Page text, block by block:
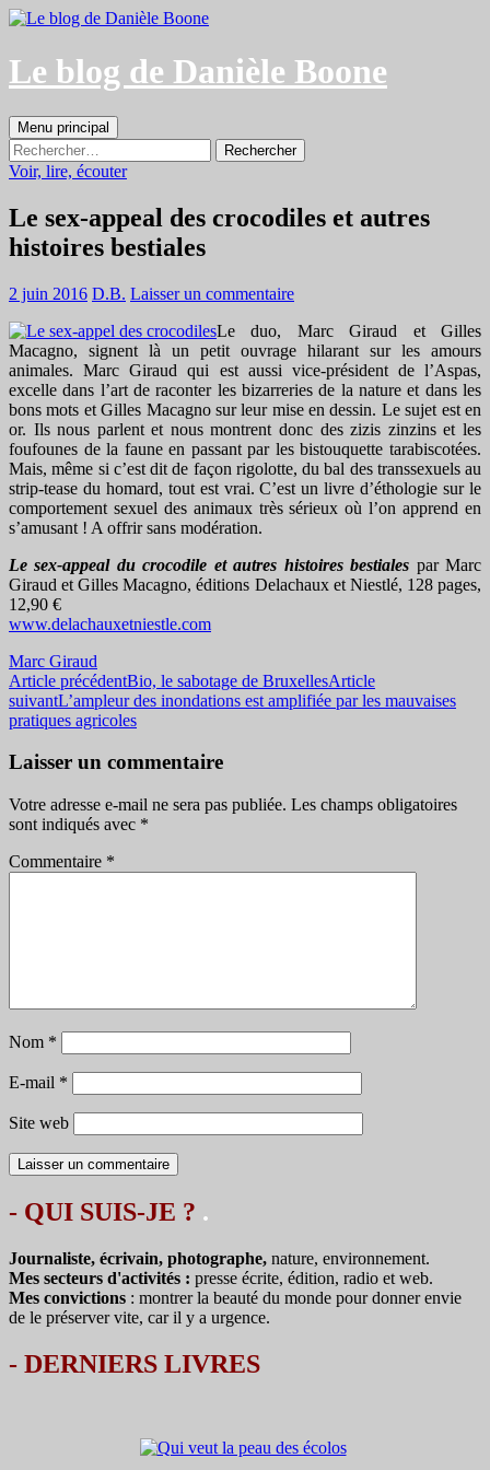
Aller
contenu
Le blog de Danièle Boone
Recherche
Menu principal
Rechercher :
Voir, lire, écouter
Le sex-appeal des crocodiles et autres
histoires bestiales
2 juin 2016 D.B. Laisser un commentaire
Le duo, Marc Giraud et Gilles
Macagno, signent là un petit ouvrage hilarant sur les amours
animales. Marc Giraud qui est aussi vice-président de l’Aspas,
excelle dans l’art de raconter les bizarreries de la nature et dans les
bons mots et Gilles Macagno sur leur mise en dessin. Le sujet est en
or. Ils nous parlent et nous montrent donc des zizis zinzins et les
foufounes de la faune en passant par les bistouquette tarabiscotées.
Mais, même si c’est dit de façon rigolotte, du bal des transsexuels au
strip-tease du homard, tout est vrai. C’est un livre d’éthologie sur le
comportement sexuel des animaux très sérieux où l’on apprend en
s’amusant ! A offrir sans modération.
Le sex-appeal du crocodile et autres histoires bestiales par Marc
Giraud et Gilles Macagno, éditions Delachaux et Niestlé, 128 pages,
12,90 €
www.delachauxetniestle.com
Marc Giraud
Navigation
des
Article précédentBio, le sabotage de BruxellesArticle
suivantL’ampleur des inondations est amplifiée par les mauvaises
pratiques agricoles
Laisser un commentaire
Votre adresse e-mail ne sera pas publiée. Les champs obligatoires
sont indiqués avec *
Commentaire *
Nom *
E-mail *
Site web
- QUI SUIS-JE ? .
Journaliste, écrivain, photographe, nature, environnement.
Mes secteurs d'activités : presse écrite, édition, radio et web.
Mes convictions : montrer la beauté du monde pour donner envie
de le préserver vite, car il y a urgence.
- DERNIERS LIVRES